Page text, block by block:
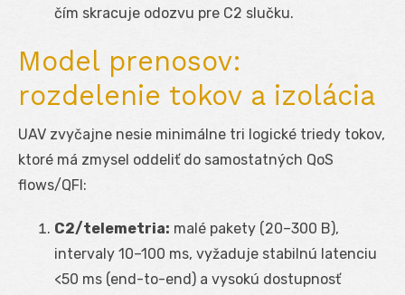
čím skracuje odozvu pre C2 slučku.
Model prenosov:
rozdelenie tokov a izolácia
UAV zvyčajne nesie minimálne tri logické triedy tokov,
ktoré má zmysel oddeliť do samostatných QoS
flows/QFI:
C2/telemetria: malé pakety (20–300 B),
intervaly 10–100 ms, vyžaduje stabilnú latenciu
<50 ms (end-to-end) a vysokú dostupnosť